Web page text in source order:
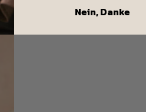
Nein, Danke